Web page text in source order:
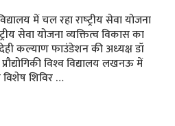
में चल रहा राष्‍ट्रीय सेवा योजना
सेवा योजना व्‍यक्तित्‍व विकास का
कल्‍याण फाउंडेशन की अध्‍यक्ष डॉ
विश्‍व विद्यालय लखनऊ में
विशेष शिविर …